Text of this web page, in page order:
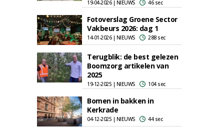
19-04-2026 | NIEUWS 46 sec
Fotoverslag Groene Sector
Vakbeurs 2026: dag 1
14-01-2026 | NIEUWS 288 sec
Terugblik: de best gelezen
Boomzorg artikelen van
2025
19-12-2025 | NIEUWS 104 sec
Bomen in bakken in
Kerkrade
04-12-2025 | NIEUWS 44 sec